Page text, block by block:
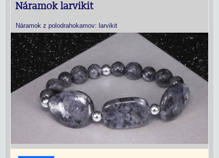
Náramok larvikit
Náramok z polodrahokamov: larvikit